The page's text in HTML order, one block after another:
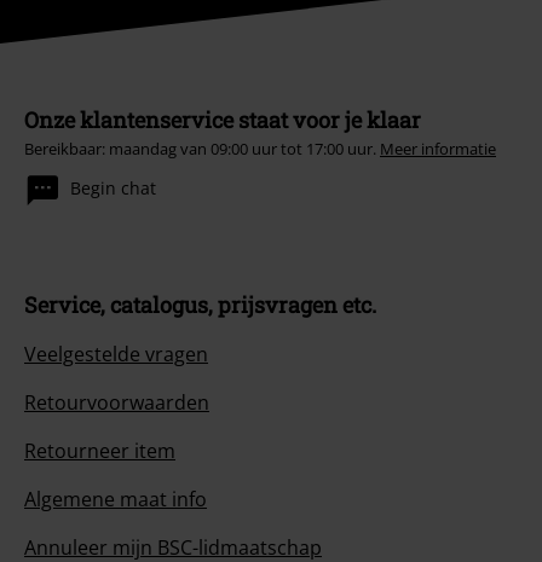
Onze klantenservice staat voor je klaar
Bereikbaar: maandag van 09:00 uur tot 17:00 uur. Meer informatie
Begin chat
Service, catalogus, prijsvragen etc.
Veelgestelde vragen
Retourvoorwaarden
Retourneer item
Algemene maat info
Annuleer mijn BSC-lidmaatschap